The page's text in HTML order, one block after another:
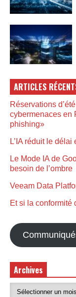
ARTICLES
Réservations
cybermenaces en
phishing»
L’IA réduit le
Le Mode IA de
besoin de l’ombre
Veeam Data
Et si la conformité
Archives